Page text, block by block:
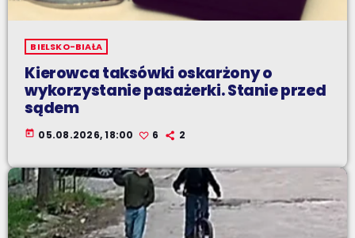
BIELSKO-BIAŁA
Kierowca taksówki oskarżony o
wykorzystanie pasażerki. Stanie przed
sądem
today 05.08.2026, 18:00 6 2